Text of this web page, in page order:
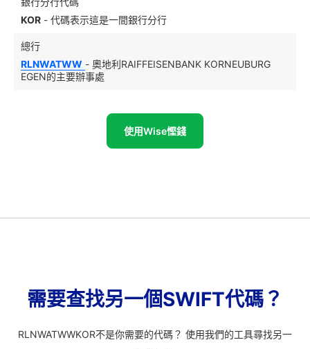
KOR - 代碼表示這是一間銀行分行
總行
RLNWATWW - 奧地利RAIFFEISENBANK KORNEUBURG
EGEN的主要辦事處
使用Wise慳錢
需要查找另一個SWIFT代碼？
RLNWATWWKOR不是你需要的代碼？ 使用我們的工具尋找另一